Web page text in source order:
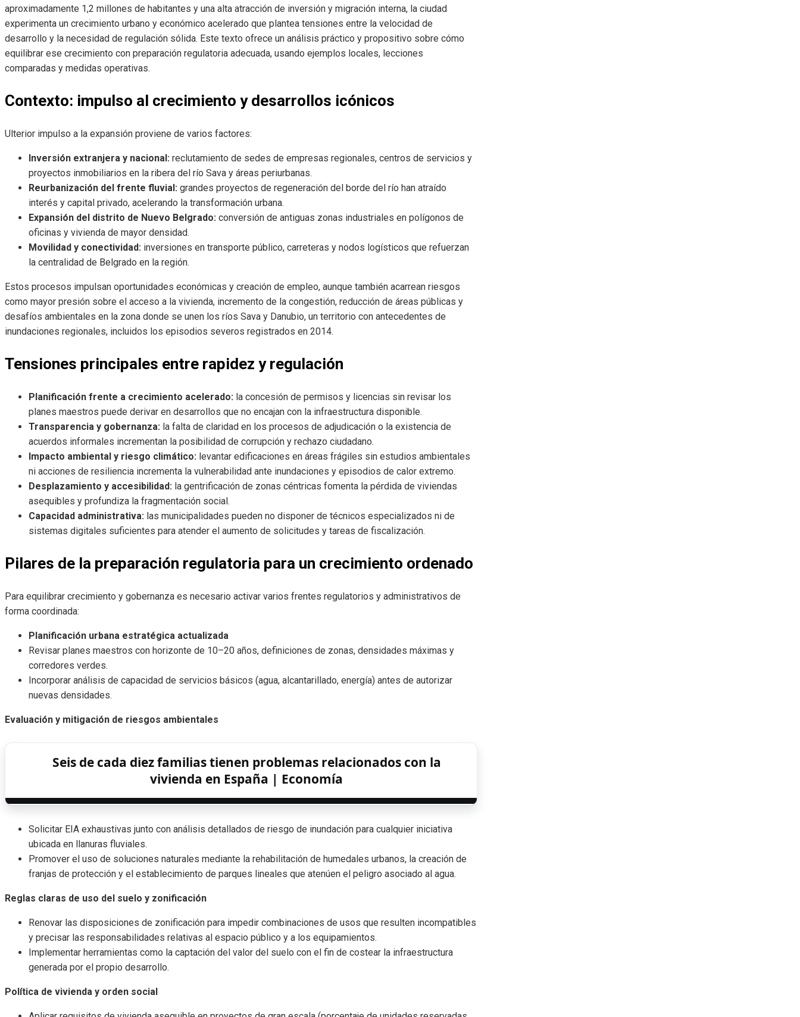
aproximadamente 1,2 millones de habitantes y una alta atracción de inversión y migración interna, la ciudad
experimenta un crecimiento urbano y económico acelerado que plantea tensiones entre la velocidad de
desarrollo y la necesidad de regulación sólida. Este texto ofrece un análisis práctico y propositivo sobre cómo
equilibrar ese crecimiento con preparación regulatoria adecuada, usando ejemplos locales, lecciones
comparadas y medidas operativas.
Contexto: impulso al crecimiento y desarrollos icónicos
Ulterior impulso a la expansión proviene de varios factores:
Inversión extranjera y nacional: reclutamiento de sedes de empresas regionales, centros de servicios y
proyectos inmobiliarios en la ribera del río Sava y áreas periurbanas.
Reurbanización del frente fluvial: grandes proyectos de regeneración del borde del río han atraído
interés y capital privado, acelerando la transformación urbana.
Expansión del distrito de Nuevo Belgrado: conversión de antiguas zonas industriales en polígonos de
oficinas y vivienda de mayor densidad.
Movilidad y conectividad: inversiones en transporte público, carreteras y nodos logísticos que refuerzan
la centralidad de Belgrado en la región.
Estos procesos impulsan oportunidades económicas y creación de empleo, aunque también acarrean riesgos
como mayor presión sobre el acceso a la vivienda, incremento de la congestión, reducción de áreas públicas y
desafíos ambientales en la zona donde se unen los ríos Sava y Danubio, un territorio con antecedentes de
inundaciones regionales, incluidos los episodios severos registrados en 2014.
Tensiones principales entre rapidez y regulación
Planificación frente a crecimiento acelerado: la concesión de permisos y licencias sin revisar los
planes maestros puede derivar en desarrollos que no encajan con la infraestructura disponible.
Transparencia y gobernanza: la falta de claridad en los procesos de adjudicación o la existencia de
acuerdos informales incrementan la posibilidad de corrupción y rechazo ciudadano.
Impacto ambiental y riesgo climático: levantar edificaciones en áreas frágiles sin estudios ambientales
ni acciones de resiliencia incrementa la vulnerabilidad ante inundaciones y episodios de calor extremo.
Desplazamiento y accesibilidad: la gentrificación de zonas céntricas fomenta la pérdida de viviendas
asequibles y profundiza la fragmentación social.
Capacidad administrativa: las municipalidades pueden no disponer de técnicos especializados ni de
sistemas digitales suficientes para atender el aumento de solicitudes y tareas de fiscalización.
Pilares de la preparación regulatoria para un crecimiento ordenado
Para equilibrar crecimiento y gobernanza es necesario activar varios frentes regulatorios y administrativos de
forma coordinada:
Planificación urbana estratégica actualizada
Revisar planes maestros con horizonte de 10–20 años, definiciones de zonas, densidades máximas y
corredores verdes.
Incorporar análisis de capacidad de servicios básicos (agua, alcantarillado, energía) antes de autorizar
nuevas densidades.
Evaluación y mitigación de riesgos ambientales
Seis de cada diez familias tienen problemas relacionados con la
vivienda en España | Economía
Solicitar EIA exhaustivas junto con análisis detallados de riesgo de inundación para cualquier iniciativa
ubicada en llanuras fluviales.
Promover el uso de soluciones naturales mediante la rehabilitación de humedales urbanos, la creación de
franjas de protección y el establecimiento de parques lineales que atenúen el peligro asociado al agua.
Reglas claras de uso del suelo y zonificación
Renovar las disposiciones de zonificación para impedir combinaciones de usos que resulten incompatibles
y precisar las responsabilidades relativas al espacio público y a los equipamientos.
Implementar herramientas como la captación del valor del suelo con el fin de costear la infraestructura
generada por el propio desarrollo.
Política de vivienda y orden social